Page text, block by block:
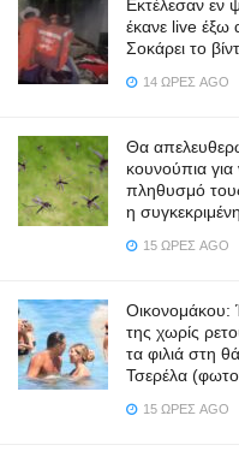
Εκτέλεσαν
έκανε live έξω
Σοκάρει το
14 ΏΡΕΣ AGO
Θα
κουνούπια
πληθυσμό
η
15 ΏΡΕΣ AGO
Οικονομάκου:
της χωρίς
τα φιλιά στη
Τσερέλα
15 ΏΡΕΣ AGO